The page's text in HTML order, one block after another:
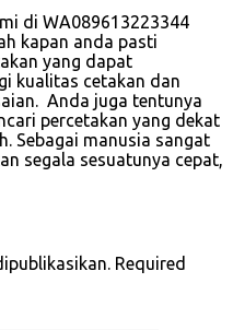
di WA089613223344
kapan anda pasti
yang dapat
kualitas cetakan dan
Anda juga tentunya
percetakan yang dekat
Sebagai manusia sangat
segala sesuatunya cepat,
Required